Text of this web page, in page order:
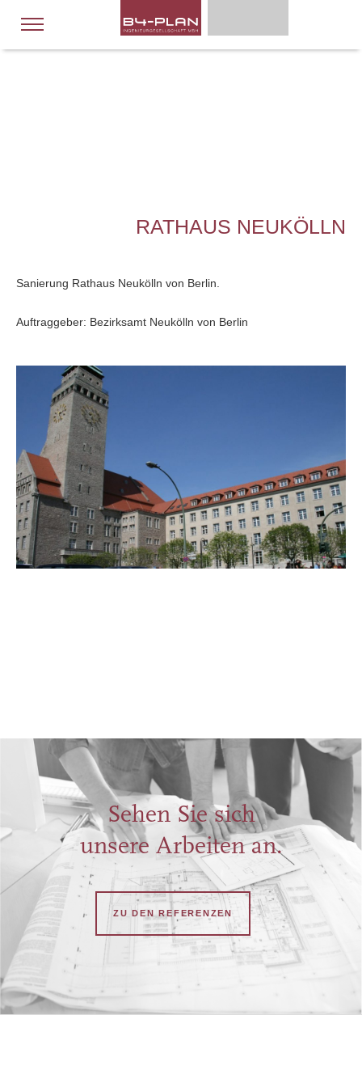
RATHAUS NEUKÖLLN
Sanierung Rathaus Neukölln von Berlin.
Auftraggeber: Bezirksamt Neukölln von Berlin
Sehen Sie sich
unsere Arbeiten an.
ZU DEN REFERENZEN